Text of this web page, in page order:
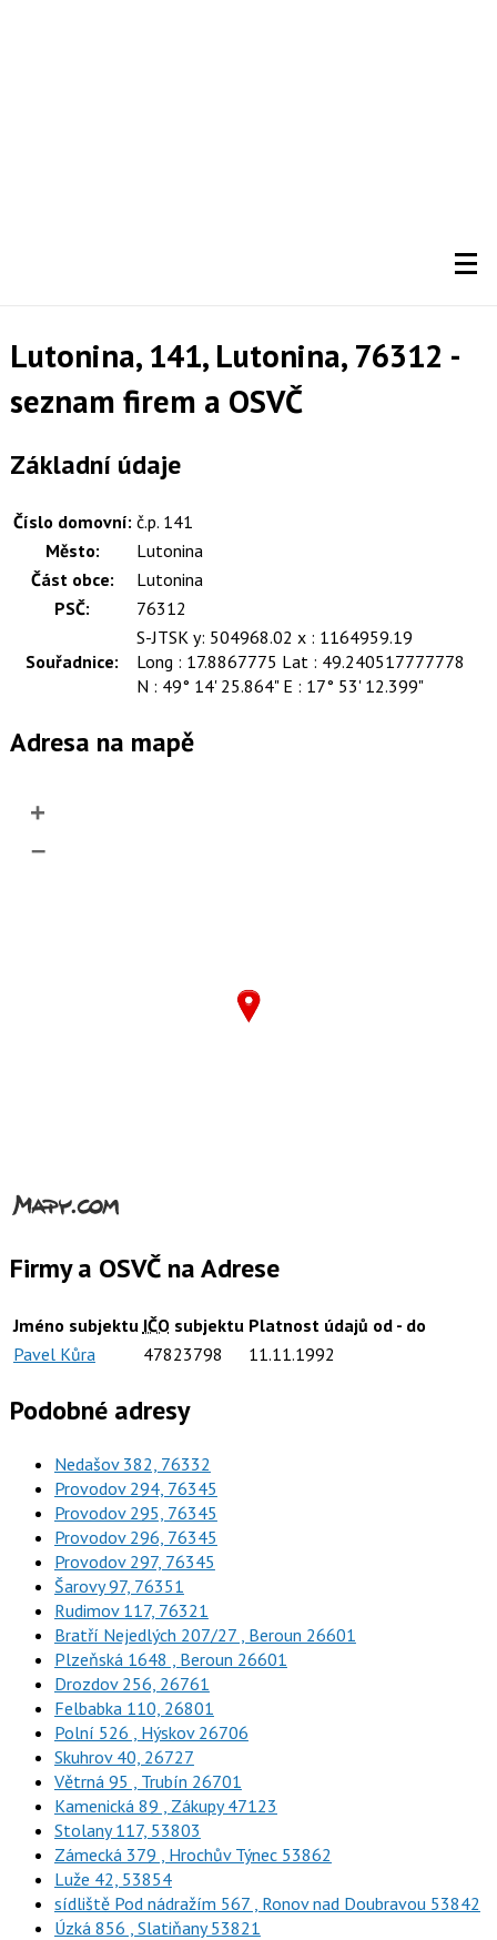
Lutonina, 141, Lutonina, 76312 -
seznam firem a OSVČ
Základní údaje
Číslo domovní: č.p. 141
Město:
Lutonina
Část obce:
Lutonina
PSČ:
76312
Souřadnice:
S-JTSK y: 504968.02 x : 1164959.19
Long : 17.8867775 Lat : 49.240517777778
N : 49° 14' 25.864" E : 17° 53' 12.399"
Adresa na mapě
+
–
Firmy a OSVČ na Adrese
Jméno subjektu IČOsubjektu Platnost údajů od - do
Pavel Kůra
47823798 11.11.1992
Podobné adresy
Nedašov 382, 76332
Provodov 294, 76345
Provodov 295, 76345
Provodov 296, 76345
Provodov 297, 76345
Šarovy 97, 76351
Rudimov 117, 76321
Bratří Nejedlých 207/27 , Beroun 26601
Plzeňská 1648 , Beroun 26601
Drozdov 256, 26761
Felbabka 110, 26801
Polní 526 , Hýskov 26706
Skuhrov 40, 26727
Větrná 95 , Trubín 26701
Kamenická 89 , Zákupy 47123
Stolany 117, 53803
Zámecká 379 , Hrochův Týnec 53862
Luže 42, 53854
sídliště Pod nádražím 567 , Ronov nad Doubravou 53842
Úzká 856 , Slatiňany 53821